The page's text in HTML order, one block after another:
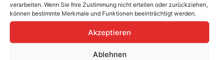
verarbeiten. Wenn Sie Ihre Zustimmung nicht erteilen oder zurückziehen,
können bestimmte Merkmale und Funktionen beeinträchtigt werden.
Akzeptieren
Ablehnen
3-polige Sammelschiene zur
Anbindung von ABB LS-Schaltern